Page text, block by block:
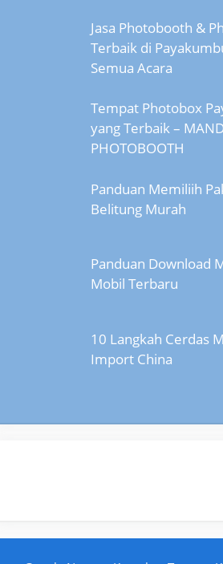
Jasa Photobooth &
Terbaik di
Semua Acara
Tempat Photobox
yang Terbaik –
PHOTOBOOTH
Panduan Memiliih
Belitung Murah
Panduan Download
Mobil Terbaru
10 Langkah Cerdas
Import China